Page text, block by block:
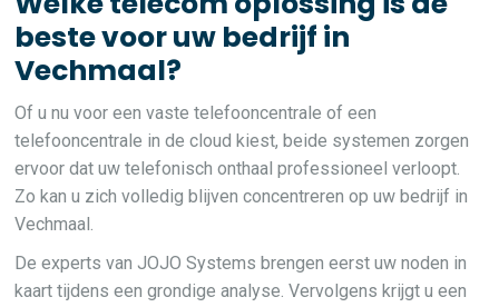
beste voor uw bedrijf in
Vechmaal?
Of u nu voor een vaste telefooncentrale of een
telefooncentrale in de cloud kiest, beide systemen zorgen
ervoor dat uw telefonisch onthaal professioneel verloopt.
Zo kan u zich volledig blijven concentreren op uw bedrijf in
Vechmaal.
De experts van JOJO Systems brengen eerst uw noden in
kaart tijdens een grondige analyse. Vervolgens krijgt u een